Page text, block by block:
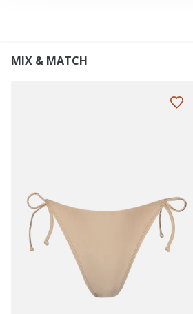
MIX & MATCH